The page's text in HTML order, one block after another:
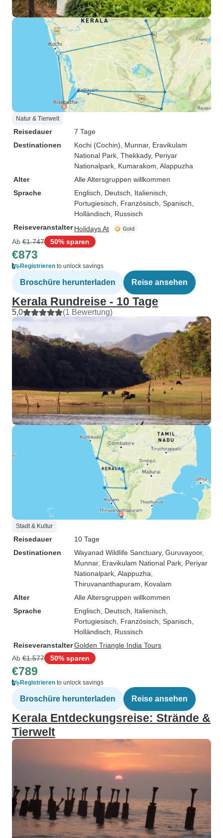
Natur & Tierwelt
Reisedauer
7 Tage
Destinationen
Kochi (Cochin) , Munnar, Eravikulam
National Park , Thekkady, Periyar
Nationalpark , Kumarakom , Alappuzha
Alter
Alle Altersgruppen willkommen
Sprache
Englisch, Deutsch, Italienisch,
Portugiesisch, Französisch, Spanisch,
Holländisch, Russisch
Reiseveranstalter Holidays At
Ab €1.747 50% sparen
€873
Registrieren to unlock savings
Broschüre herunterladen Reise ansehen
Kerala Rundreise - 10 Tage
5,0 (1 Bewertung)
Stadt & Kultur
Reisedauer
10 Tage
Destinationen
Wayanad Wildlife Sanctuary, Guruvayoor,
Munnar, Eravikulam National Park , Periyar
Nationalpark , Alappuzha
Thiruvananthapuram , Kovalam
Alter
Alle Altersgruppen willkommen
Sprache
Englisch, Deutsch, Italienisch,
Portugiesisch, Französisch, Spanisch,
Holländisch, Russisch
ReiseveranstalterGolden Triangle India Tours
Ab €1.577 50% sparen
€789
Registrieren to unlock savings
Broschüre herunterladen Reise ansehen
Kerala Entdeckungsreise: Strände &
Tierwelt